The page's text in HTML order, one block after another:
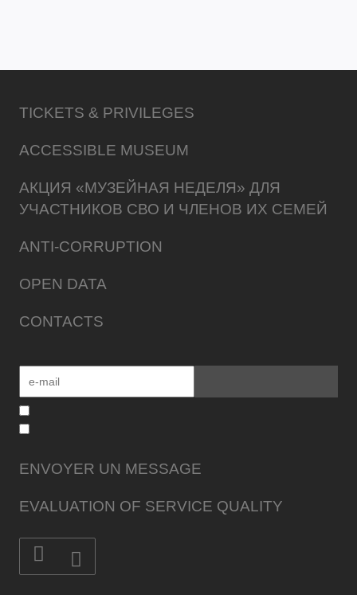
TICKETS & PRIVILEGES
ACCESSIBLE MUSEUM
АКЦИЯ «МУЗЕЙНАЯ НЕДЕЛЯ» ДЛЯ
УЧАСТНИКОВ СВО И ЧЛЕНОВ ИХ СЕМЕЙ
ANTI-CORRUPTION
OPEN DATA
CONTACTS
ENVOYER UN MESSAGE
EVALUATION OF SERVICE QUALITY